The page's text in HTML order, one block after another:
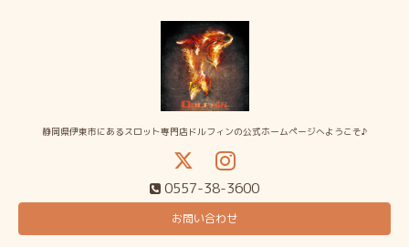
静岡県伊東市にあるスロット専門店ドルフィンの公式ホームページへようこそ♪
0557-38-3600
お問い合わせ